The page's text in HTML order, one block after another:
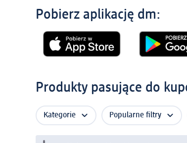
Pobierz aplikację dm:
Produkty pasujące do
Kategorie Popularne filtry